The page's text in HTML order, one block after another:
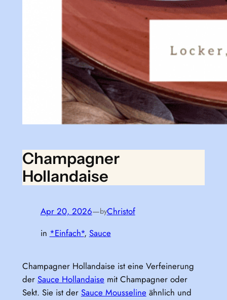
Champagner
Hollandaise
Apr 20, 2026—byChristof
in *Einfach*, Sauce
Champagner Hollandaise ist eine Verfeinerung
der Sauce Hollandaise mit Champagner oder
Sekt. Sie ist der Sauce Mousseline ähnlich und